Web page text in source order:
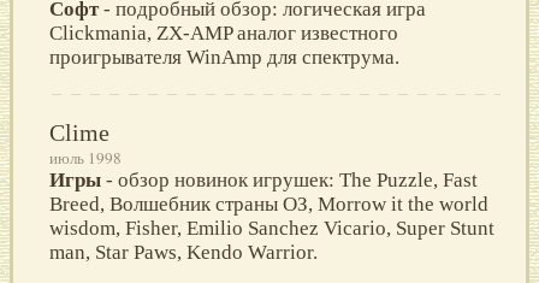
Софт- подробный обзор: логическая игра
Clickmania, ZX-AMP аналог известного
проигрывателя WinAmp для спектрума.
Clime
июль 1998
Игры - обзор новинок игрушек: The Puzzle, Fast
Breed, Волшебник страны ОЗ, Morrow it the world
wisdom, Fisher, Emilio Sanchez Vicario, Super Stunt
man, Star Paws, Kendo Warrior.